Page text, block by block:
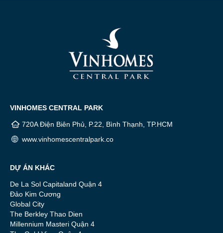
VINHOMES CENTRAL PARK
720A Điện Biên Phủ, P.22, Bình Thạnh, TP.HCM
www.vinhomescentralpark.co
DỰ ÁN KHÁC
De La Sol Capitaland Quận 4
Đảo Kim Cương
Global City
The Berkley Thao Dien
Millennium Masteri Quận 4